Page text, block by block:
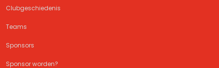
Clubgeschiedenis
Teams
Sponsors
Sponsor worden?